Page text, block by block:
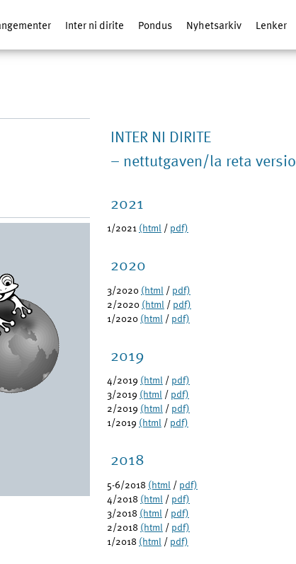
Inter ni dirite Pondus Nyhetsarkiv Lenker
INTER NI DIRITE
– nettutgaven/la reta versio
2021
1/2021 (html / pdf)
2020
3/2020 (html / pdf)
2/2020 (html / pdf)
1/2020 (html / pdf)
2019
4/2019 (html / pdf)
3/2019 (html / pdf)
2/2019 (html / pdf)
1/2019 (html / pdf)
2018
5-6/2018 (html / pdf)
4/2018 (html / pdf)
3/2018 (html / pdf)
2/2018 (html / pdf)
1/2018 (html / pdf)